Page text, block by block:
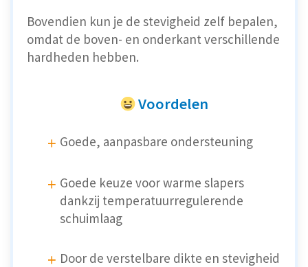
Bovendien kun je de stevigheid zelf bepalen,
omdat de boven- en onderkant verschillende
hardheden hebben.
Voordelen
Goede, aanpasbare ondersteuning
Goede keuze voor warme slapers
dankzij temperatuurregulerende
schuimlaag
Door de verstelbare dikte en stevigheid